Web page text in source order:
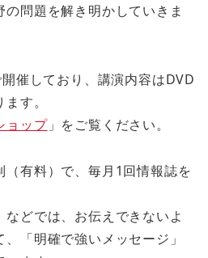
問題を解き明かしていきま
催しており、講演内容はDVD
す。
ョップ」をご覧ください。
（有料）で、毎月1回情報誌を
などでは、お伝えできないよ
「明確で強いメッセージ」